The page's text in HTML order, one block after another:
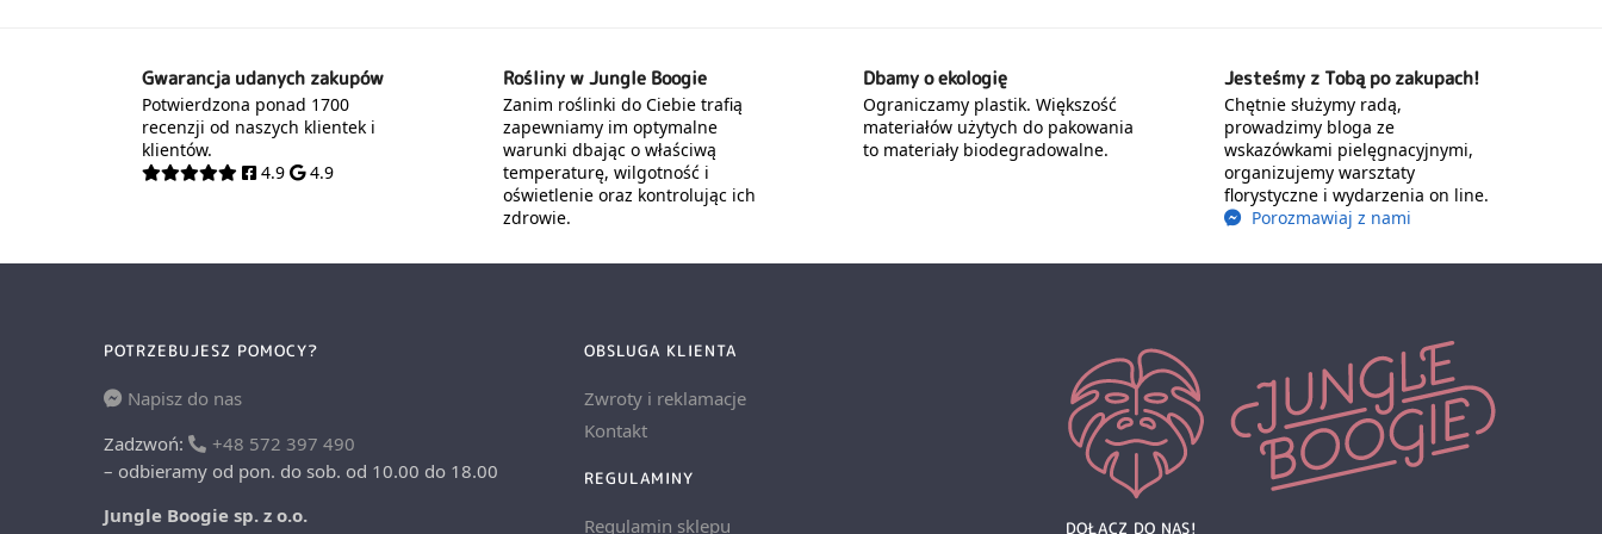
Gwarancja udanych zakupów
Potwierdzona ponad 1700
recenzji od naszych klientek i
klientów.
4.9
4.9
Rośliny w Jungle Boogie
Zanim roślinki do Ciebie trafią
zapewniamy im optymalne
warunki dbając o właściwą
temperaturę, wilgotność i
oświetlenie oraz kontrolując ich
zdrowie.
Dbamy o ekologię
Ograniczamy plastik. Większość
materiałów użytych do pakowania
to materiały biodegradowalne.
Jesteśmy z Tobą po zakupach!
Chętnie służymy radą,
prowadzimy bloga ze
wskazówkami pielęgnacyjnymi,
organizujemy warsztaty
florystyczne i wydarzenia on line.
Porozmawiaj z nami
POTRZEBUJESZ POMOCY?
Napisz do nas
Zadzwoń:
+48 572 397 490
– odbieramy od pon. do sob. od 10.00 do 18.00
Jungle Boogie sp. z o.o.
OBSLUGA KLIENTA
Zwroty i reklamacje
Kontakt
REGULAMINY
Regulamin sklepu DOŁĄCZ DO NAS!